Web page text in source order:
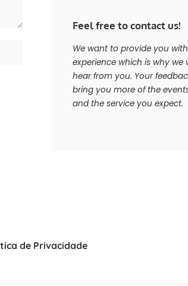
Feel free to contact us!
We want to provide you
experience which is why we
hear from you. Your
bring you more of the
and the service you expect.
de Privacidade